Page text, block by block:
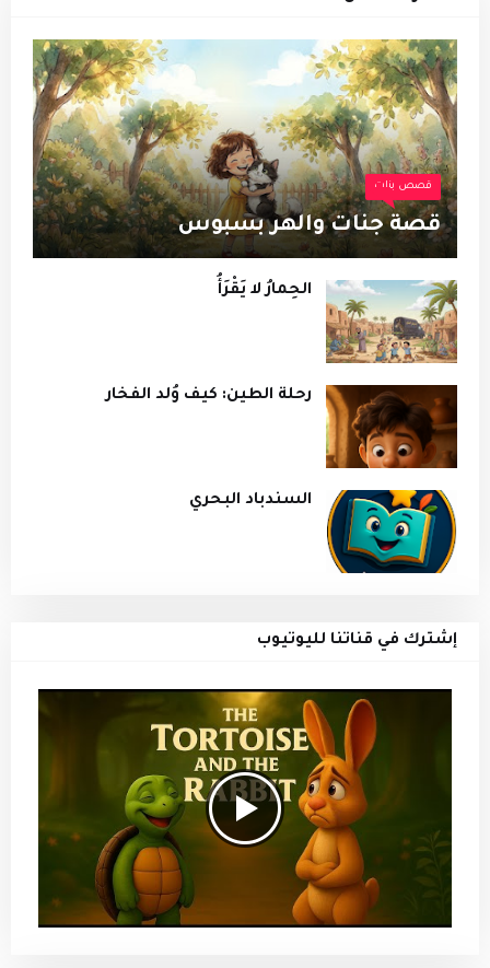
قصص بنات
قصة جنات والهر بسبوس
الحِمارُ لا يَقْرَأُ
رحلة الطين: كيف وُلد الفخار
السندباد البحري
إشترك في قناتنا لليوتيوب